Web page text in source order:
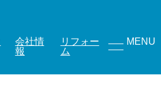
会社情
報
リフォー
ム
MENU